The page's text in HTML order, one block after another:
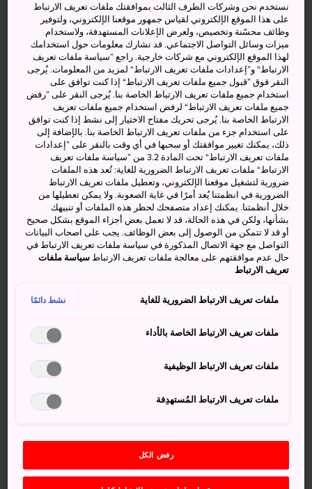
الكلمات المفتاحية الخريطة
الاسترخاء والتمتع بالمناظر الطبيعية
بين أطلال القلاع
ذات يوم، كانت هناك قلعة عملاقة تزين أفقموريوكا
، أما
اليوم، فقد حلت محلها حديقة أعلى التل الذي اختارته قديمًا
عشيرة موريوكا مقرًا رئيسيًا لحكمهم. وقد اختفت المباني
الأصلية، لكن ذكرى القلعة تعيش في جدرانها الحجرية.
كيفية الوصول
يمكن الوصول إلى قلعة موريوكا بالحافلة أو سيارة الأجرة من
محطة قطارات موريوكا.
موريوكا جواتو كوين (على بُعد 10 دقائق من محطة موريوكا)،
حقائق سريعة
هدمت حكومة ميجي جميع مباني القلعة عام 1874
نستخدم نحن وشركات الطرف الثالث بموافقتك ملفات تعريف الارتباط
على هذا الموقع الإلكتروني لقياس جمهور موقعنا الإلكتروني، ولتوفير
وظائف محسّنة وتخصيص، ولعرض الإعلانات المستهدفة، ولاستخدام
ميزات وسائل التواصل الاجتماعي. قد نشارك معلومات حول استخدامك
لهذا الموقع الإلكتروني مع شركات خارجية. راجع ”سياسة ملفات تعريف
الارتباط“ و”إعدادات ملفات تعريف الارتباط“ لمزيد من المعلومات. يُرجى
النقر فوق ”قبول جميع ملفات تعريف الارتباط“ إذا كنت توافق على
استخدام جميع ملفات تعريف الارتباط الخاصة بنا. يُرجى النقر على ”رفض
جميع ملفات تعريف الارتباط“ لرفض استخدام جميع ملفات تعريف
الارتباط الخاصة بنا. يُرجى تحريك مفتاح الاختيار إلى نشط إذا كنت توافق
على استخدام جزء من ملفات تعريف الارتباط الخاصة بنا. بالإضافة إلى
ذلك، يمكنك تغيير موافقتك أو سحبها في أي وقت بالنقر على ”إعدادات
ملفات تعريف الارتباط“ تحت المادة 3.2 من ”سياسة ملفات تعريف
الارتباط“ ملفات تعريف الارتباط الضرورية للغاية: تُعد هذه الملفات
ضرورية لتشغيل موقعنا الإلكتروني، وتعطيل ملفات تعريف الارتباط
الضرورية في انظمتنا يُعد أمرًا في غاية الصعوبة. ولا يمكن تعطيلها من
خلال أنظمتنا. يمكنك إعداد متصفحك لحظر هذه الملفات أو تنبيهك
بشأنها، ولكن في هذه الحالة، قد لا تعمل بعض أجزاء الموقع بشكل صحيح
أو قد لا تتمكن من الوصول إلى بعض الوظائف. يجب على اصحاب البيانات
التواصل مع جهة الاتصال المذكورة في سياسة ملفات تعريف الارتباط في
حال عدم موافقتهم على معالجة ملفات تعريف الارتباطسياسة ملفات
تعريف الارتباط
ملفات تعريف الارتباط الضرورية للغاية نشط دائمًا
ملفات تعريف الارتباط الخاصة بالأداء
ملفات تعريف الارتباط الوظيفية
ملفات تعريف الارتباط المُستهدِفة
رفض الكل